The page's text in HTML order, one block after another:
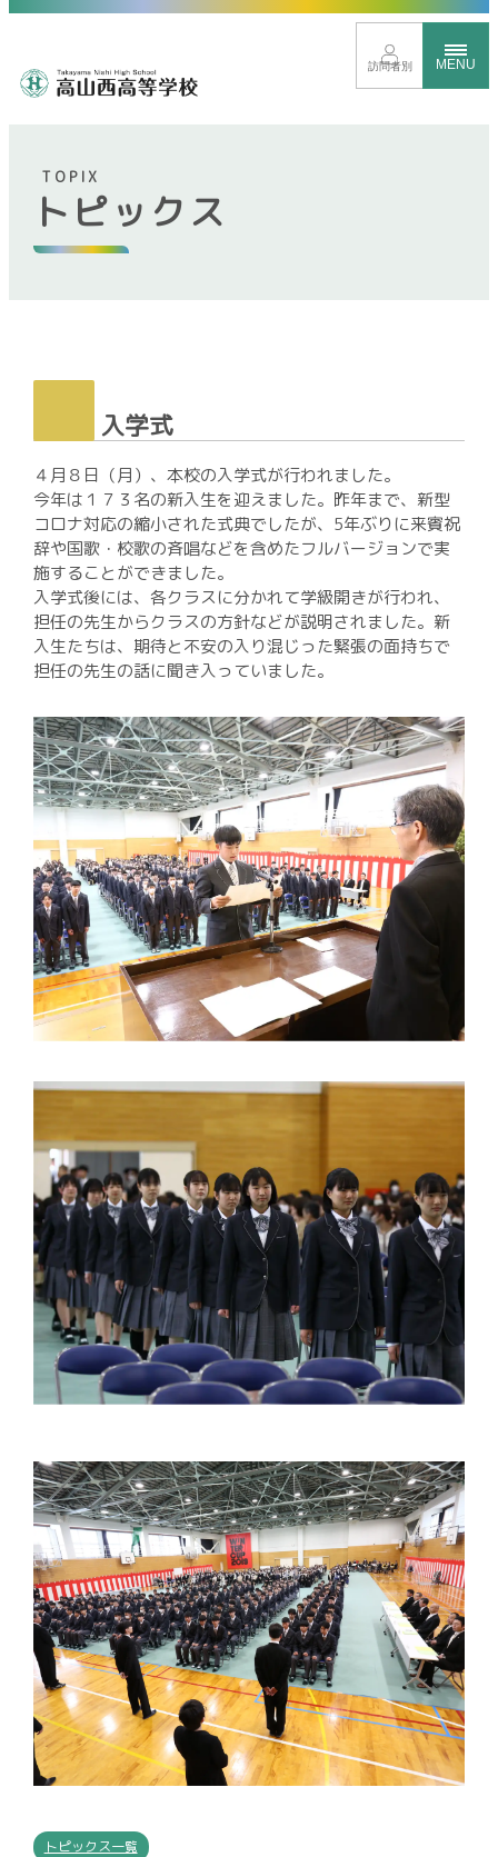
訪問者別 MENU
トップページ
イベントサイト
豊富な学校行事
入試案内
進路実績
いじめ基本方針
校則
中学生の方
卒業生の方
環境方針
個人情報保護方針
Instagram運用方針
トピックス
TOPIX
入学式
４月８日（月）、本校の入学式が行われました。
今年は１７３名の新入生を迎えました。昨年まで、新型
コロナ対応の縮小された式典でしたが、5年ぶりに来賓祝
辞や国歌・校歌の斉唱などを含めたフルバージョンで実
施することができました。
入学式後には、各クラスに分かれて学級開きが行われ、
担任の先生からクラスの方針などが説明されました。新
入生たちは、期待と不安の入り混じった緊張の面持ちで
担任の先生の話に聞き入っていました。
トピックス一覧